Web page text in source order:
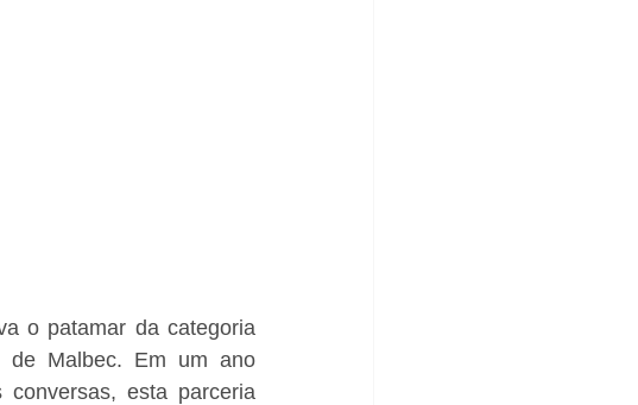
o patamar da categoria
de Malbec. Em um ano
esta parceria